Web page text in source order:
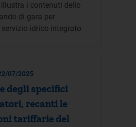
i contenuti dello
di gara per
idrico integrato
07/2025
degli specifici
recanti le
tariffarie del